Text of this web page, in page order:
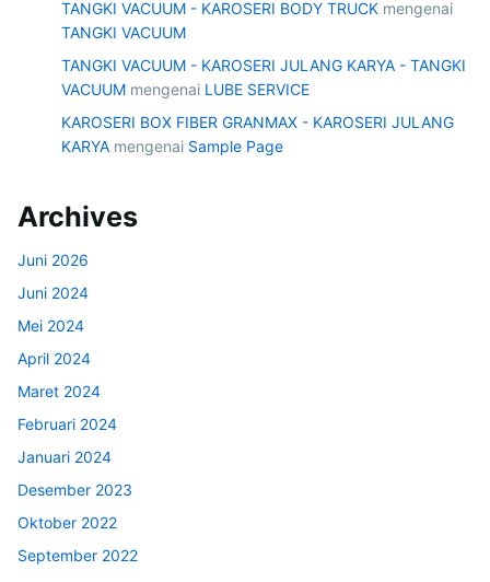
TANGKI VACUUM - KAROSERI BODY TRUCK mengenai
TANGKI VACUUM
TANGKI VACUUM - KAROSERI JULANG KARYA - TANGKI
VACUUM mengenai LUBE SERVICE
KAROSERI BOX FIBER GRANMAX - KAROSERI JULANG
KARYA mengenai Sample Page
Archives
Juni 2026
Juni 2024
Mei 2024
April 2024
Maret 2024
Februari 2024
Januari 2024
Desember 2023
Oktober 2022
September 2022